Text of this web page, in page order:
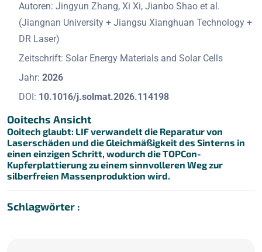
Autoren: Jingyun Zhang, Xi Xi, Jianbo Shao et al.
(Jiangnan University + Jiangsu Xianghuan Technology +
DR Laser)
Zeitschrift: Solar Energy Materials and Solar Cells
Jahr: 2026
DOI: 10.1016/j.solmat.2026.114198
Ooitechs Ansicht
Ooitech glaubt: LIF verwandelt die Reparatur von
Laserschäden und die Gleichmäßigkeit des Sinterns in
einen einzigen Schritt, wodurch die TOPCon-
Kupferplattierung zu einem sinnvolleren Weg zur
silberfreien Massenproduktion wird.
Schlagwörter :